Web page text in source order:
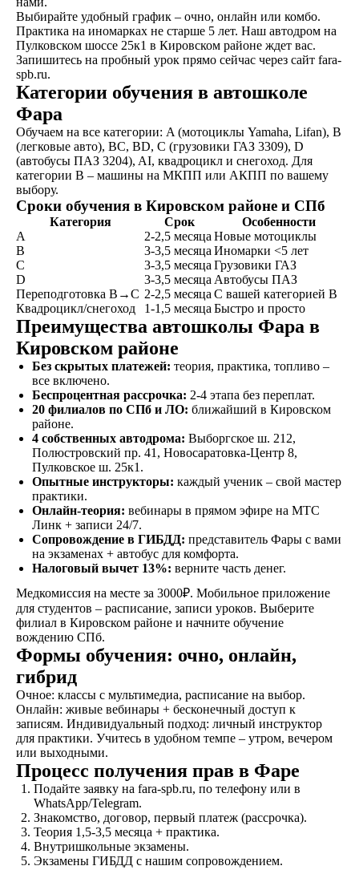
Выбирайте удобный график – очно, онлайн или комбо.
Практика на иномарках не старше 5 лет. Наш автодром на
Пулковском шоссе 25к1 в Кировском районе ждет вас.
Запишитесь на пробный урок прямо сейчас через сайт fara-
spb.ru.
Категории обучения в автошколе
Фара
Обучаем на все категории: A (мотоциклы Yamaha, Lifan), B
(легковые авто), BC, BD, C (грузовики ГАЗ 3309), D
(автобусы ПАЗ 3204), AI, квадроцикл и снегоход. Для
категории B – машины на МКПП или АКПП по вашему
выбору.
Сроки обучения в Кировском районе и СПб
Категория Срок
Особенности
A
2-2,5 месяца Новые мотоциклы
B
3-3,5 месяца Иномарки <5 лет
C
3-3,5 месяца Грузовики ГАЗ
D
3-3,5 месяца Автобусы ПАЗ
Переподготовка B→C 2-2,5 месяца С вашей категорией B
Квадроцикл/снегоход
1-1,5 месяца Быстро и просто
Преимущества автошколы Фара в
Кировском районе
Без скрытых платежей: теория, практика, топливо –
все включено.
Беспроцентная рассрочка: 2-4 этапа без переплат.
20 филиалов по СПб и ЛО: ближайший в Кировском
районе.
4 собственных автодрома: Выборгское ш. 212,
Полюстровский пр. 41, Новосаратовка-Центр 8,
Пулковское ш. 25к1.
Опытные инструкторы: каждый ученик – свой мастер
практики.
Онлайн-теория: вебинары в прямом эфире на МТС
Линк + записи 24/7.
Сопровождение в ГИБДД: представитель Фары с вами
на экзаменах + автобус для комфорта.
Налоговый вычет 13%: верните часть денег.
Медкомиссия на месте за 3000₽. Мобильное приложение
для студентов – расписание, записи уроков. Выберите
филиал в Кировском районе и начните обучение
вождению СПб.
Формы обучения: очно, онлайн,
гибрид
Очное: классы с мультимедиа, расписание на выбор.
Онлайн: живые вебинары + бесконечный доступ к
записям. Индивидуальный подход: личный инструктор
для практики. Учитесь в удобном темпе – утром, вечером
или выходными.
Процесс получения прав в Фаре
Подайте заявку на fara-spb.ru, по телефону или в
WhatsApp/Telegram.
Знакомство, договор, первый платеж (рассрочка).
Теория 1,5-3,5 месяца + практика.
Внутришкольные экзамены.
Экзамены ГИБДД с нашим сопровождением.
Оставляете заявку на
сайте, по телефону, в
мессенджерах или
наших социальных
сетях
Заключаете договор и
оплачиваете первый
этап от стоимости
обучения в рассрочку
Договор
Проходите
теоретический и
практический курс,
продолжительностью
от 1,5 месяцев, в
зависимости от
категории
транспортного
средства
Обучение
Как проходит обучение